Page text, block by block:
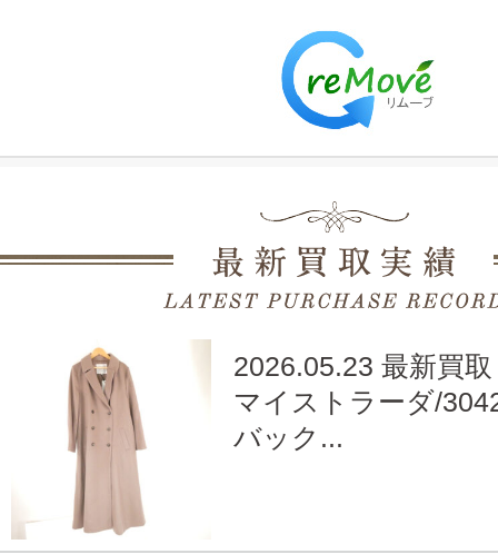
2026.05.23 最新買取
マイストラーダ/
バック...